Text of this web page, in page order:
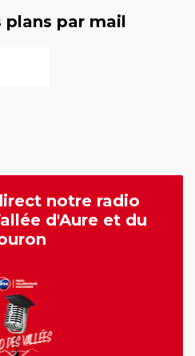
plans par mail
notre radio
d'Aure et du